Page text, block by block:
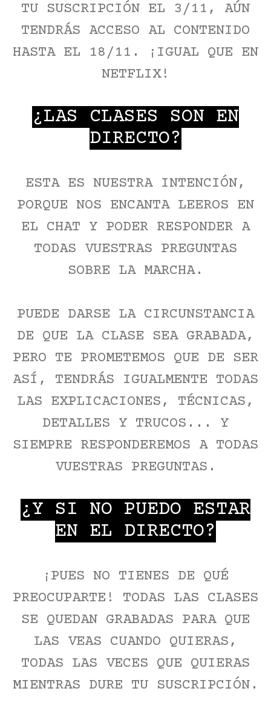
TU SUSCRIPCIÓN EL 3/11, AÚN
TENDRÁS ACCESO AL CONTENIDO
HASTA EL 18/11. ¡IGUAL QUE EN
NETFLIX!
¿LAS CLASES SON EN
DIRECTO?
ESTA ES NUESTRA INTENCIÓN,
PORQUE NOS ENCANTA LEEROS EN
EL CHAT Y PODER RESPONDER A
TODAS VUESTRAS PREGUNTAS
SOBRE LA MARCHA.
PUEDE DARSE LA CIRCUNSTANCIA
DE QUE LA CLASE SEA GRABADA,
PERO TE PROMETEMOS QUE DE SER
ASÍ, TENDRÁS IGUALMENTE TODAS
LAS EXPLICACIONES, TÉCNICAS,
DETALLES Y TRUCOS... Y
SIEMPRE RESPONDEREMOS A TODAS
VUESTRAS PREGUNTAS.
¿Y SI NO PUEDO ESTAR
EN EL DIRECTO?
¡PUES NO TIENES DE QUÉ
PREOCUPARTE! TODAS LAS CLASES
SE QUEDAN GRABADAS PARA QUE
LAS VEAS CUANDO QUIERAS,
TODAS LAS VECES QUE QUIERAS
MIENTRAS DURE TU SUSCRIPCIÓN.